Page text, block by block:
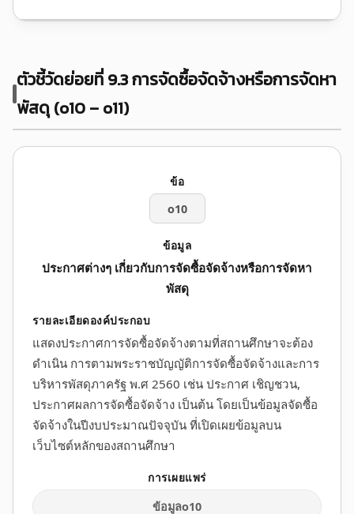
ตัวชี้วัดย่อยที่ 9.3 การจัดซื้อจัดจ้างหรือการจัดหา
พัสดุ (o10 – o11)
o10
ประกาศต่างๆ เกี่ยวกับการจัดซื้อจัดจ้างหรือการจัดหา
พัสดุ
แสดงประกาศการจัดซื้อจัดจ้างตามที่สถานศึกษาจะต้อง
ดำเนิน การตามพระราชบัญญัติการจัดซื้อจัดจ้างและการ
บริหารพัสดุภาครัฐ พ.ศ 2560 เช่น ประกาศ เชิญชวน,
ประกาศผลการจัดซื้อจัดจ้าง เป็นต้น โดยเป็นข้อมูลจัดซื้อ
จัดจ้างในปีงบประมาณปัจจุบัน ที่เปิดเผยข้อมูลบน
เว็บไซต์หลักของสถานศึกษา
ข้อมูลo10